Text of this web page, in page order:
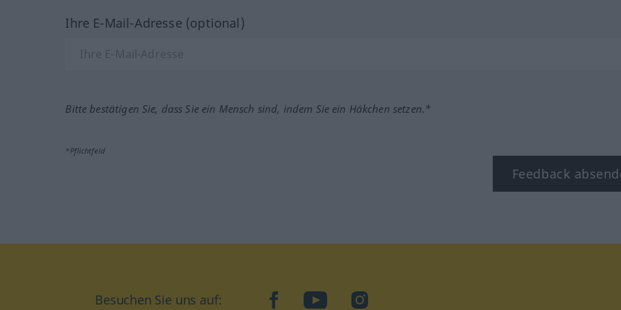
Ihre E-Mail-Adresse (optional)
Bitte bestätigen Sie, dass Sie ein Mensch sind, indem Sie ein Häkchen setzen.*
*Pflichtfeld
Feedback
Besuchen Sie uns auf: facebookYouTubeInstagram